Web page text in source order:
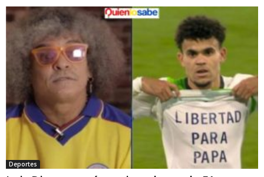
Deportes